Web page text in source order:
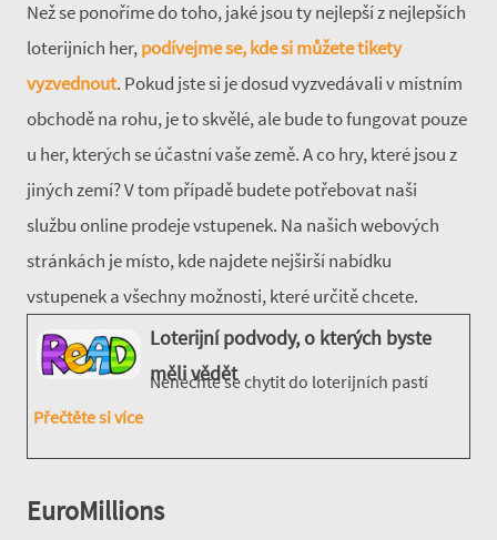
Než se ponoříme do toho, jaké jsou ty nejlepší z nejlepších
loterijních her,podívejme se, kde si můžete tikety
vyzvednout. Pokud jste si je dosud vyzvedávali v místním
obchodě na rohu, je to skvělé, ale bude to fungovat pouze
u her, kterých se účastní vaše země. A co hry, které jsou z
jiných zemí? V tom případě budete potřebovat naši
službu online prodeje vstupenek. Na našich webových
stránkách je místo, kde najdete nejširší nabídku
vstupenek a všechny možnosti, které určitě chcete.
Loterijní podvody, o kterých byste
měli vědět
Nenechte se chytit do loterijních pastí
Přečtěte si více
EuroMillions